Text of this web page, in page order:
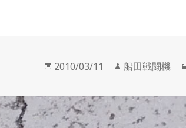
投
日:
2010/03/11
作
者
船田戦闘機